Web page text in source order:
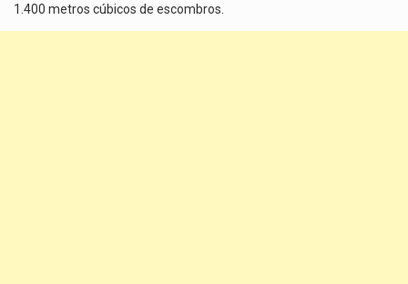
1.400 metros cúbicos de escombros.